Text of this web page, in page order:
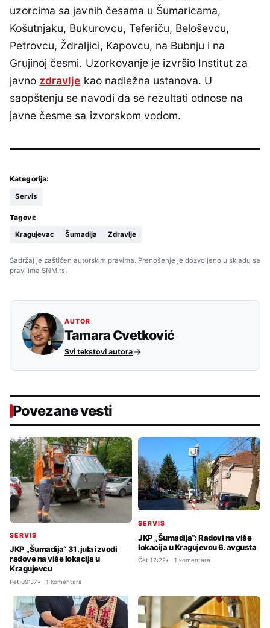
uzorcima sa javnih česama u Šumaricama,
Košutnjaku, Bukurovcu, Teferiču, Beloševcu,
Petrovcu, Ždraljici, Kapovcu, na Bubnju i na
Grujinoj česmi. Uzorkovanje je izvršio Institut za
javno zdravlje kao nadležna ustanova. U
saopštenju se navodi da se rezultati odnose na
javne česme sa izvorskom vodom.
Kategorija:
Servis
Tagovi:
Kragujevac Šumadija Zdravlje
Sadržaj je zaštićen autorskim pravima. Prenošenje je dozvoljeno u skladu sa
pravilima SNM.rs.
AUTOR
Tamara Cvetković
Svi tekstovi autora
Povezane vesti
SERVIS
JKP „Šumadija“ 31. jula izvodi
radove na više lokacija u
Kragujevcu
Pet 09:37 1 komentara
SERVIS
JKP „Šumadija“: Radovi na više
lokacija u Kragujevcu 6. avgusta
Čet 12:22 1 komentara